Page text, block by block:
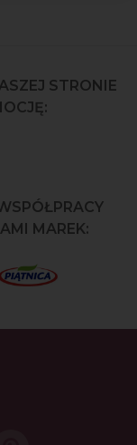
STRONIE
MAREK: